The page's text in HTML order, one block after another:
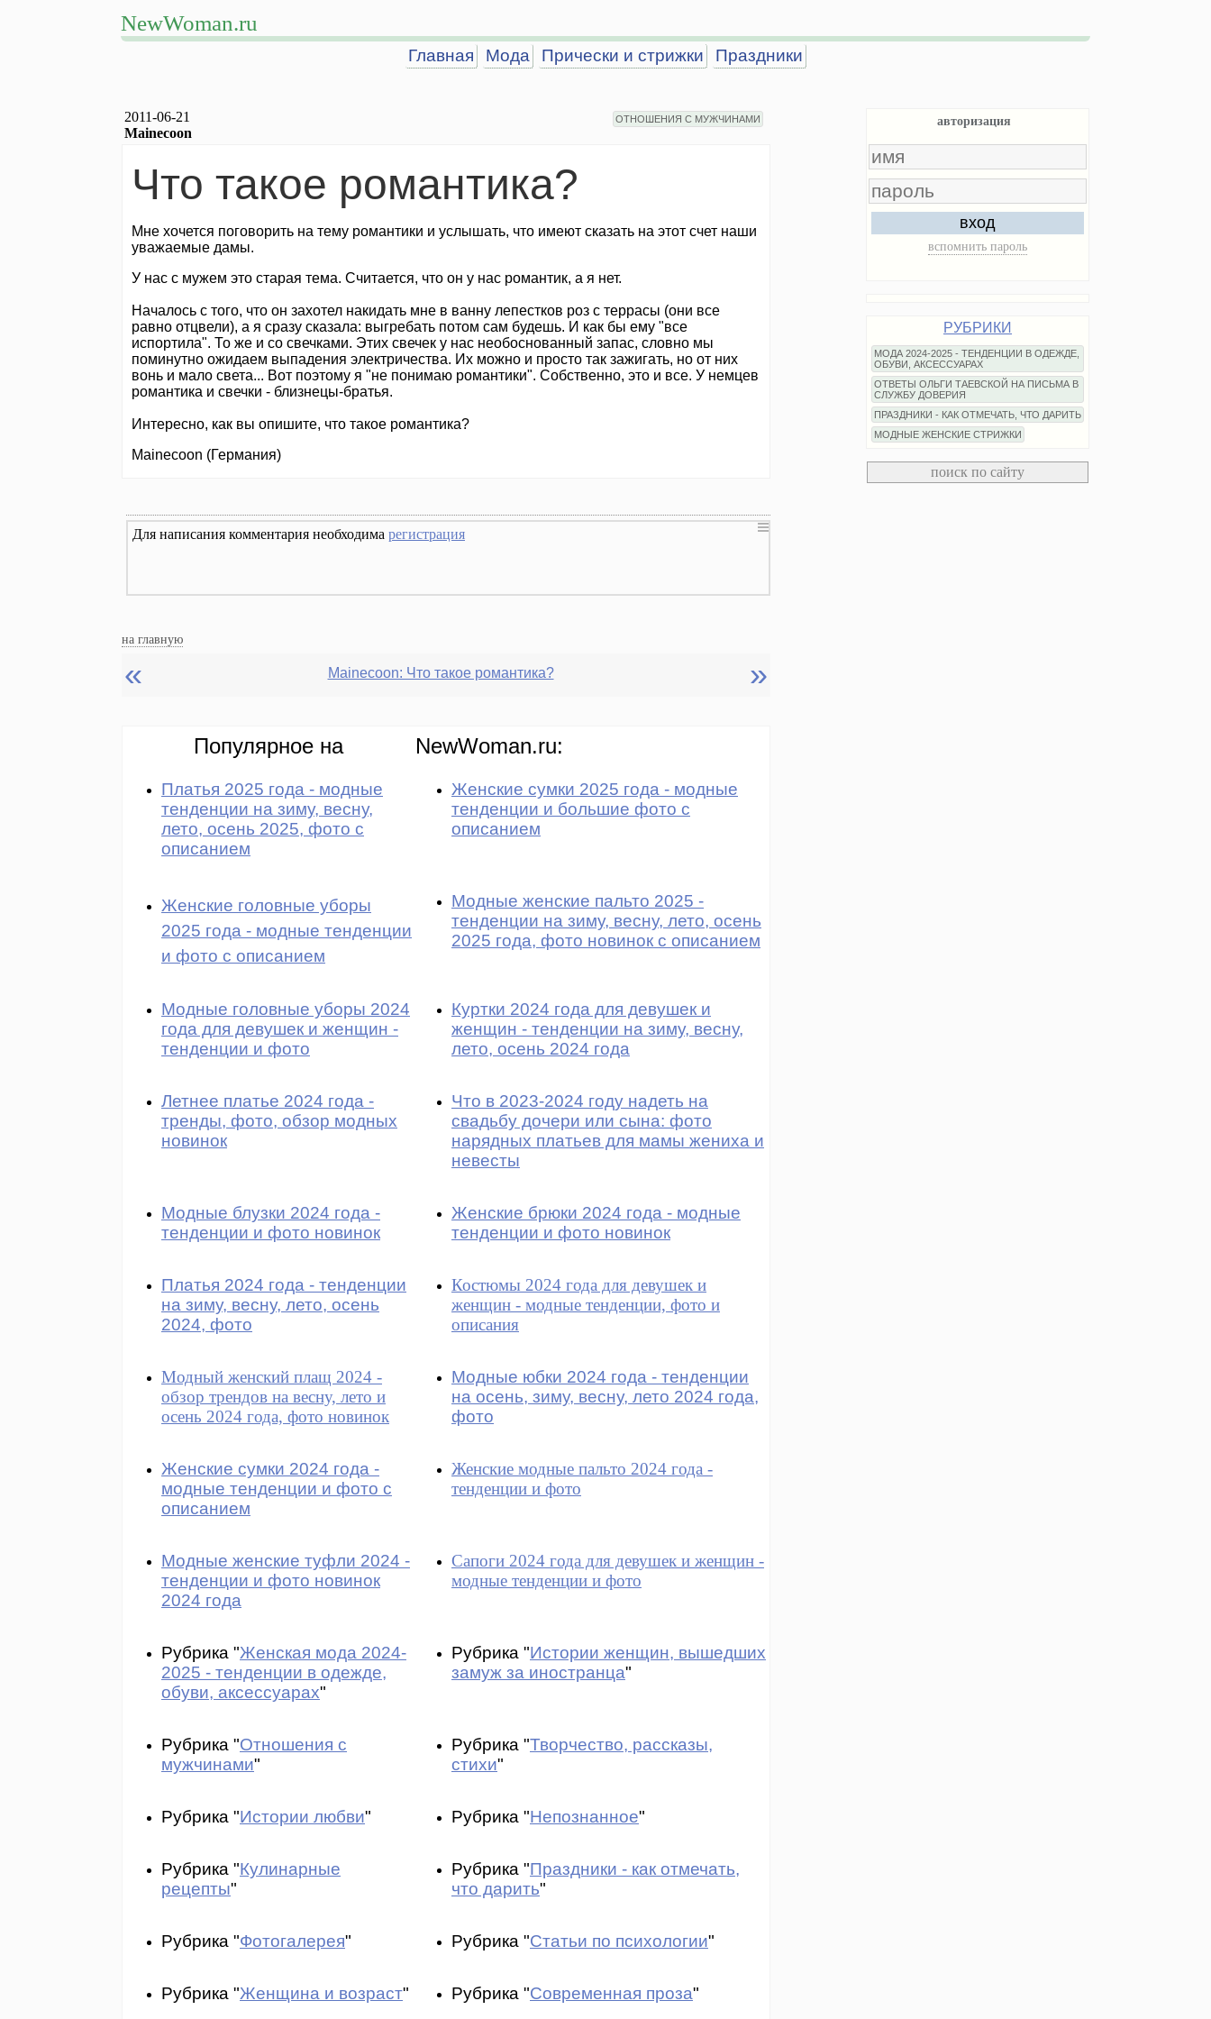
NewWoman.ru
Главная Мода Прически и стрижки Праздники
2011-06-21
Mainecoon
ОТНОШЕНИЯ С МУЖЧИНАМИ
Что такое романтика?
Мне хочется поговорить на тему романтики и услышать, что имеют сказать на этот счет наши
уважаемые дамы.
У нас с мужем это старая тема. Считается, что он у нас романтик, а я нет.
Началось с того, что он захотел накидать мне в ванну лепестков роз с террасы (они все
равно отцвели), а я сразу сказала: выгребать потом сам будешь. И как бы ему "все
испортила". То же и со свечками. Этих свечек у нас необоснованный запас, словно мы
поминутно ожидаем выпадения электричества. Их можно и просто так зажигать, но от них
вонь и мало света... Вот поэтому я "не понимаю романтики". Собственно, это и все. У немцев
романтика и свечки - близнецы-братья.
Интересно, как вы опишите, что такое романтика?
Mainecoon (Германия)
Для написания комментария необходима регистрация
на главную
« Mainecoon: Что такое романтика? »
Популярное на NewWoman.ru:
Платья 2025 года - модные
тенденции на зиму, весну,
лето, осень 2025, фото с
описанием
Женские сумки 2025 года - модные
тенденции и большие фото с
описанием
Женские головные уборы
2025 года - модные тенденции
и фото с описанием
Модные женские пальто 2025 -
тенденции на зиму, весну, лето, осень
2025 года, фото новинок с описанием
Модные головные уборы 2024
года для девушек и женщин -
тенденции и фото
Куртки 2024 года для девушек и
женщин - тенденции на зиму, весну,
лето, осень 2024 года
Летнее платье 2024 года -
тренды, фото, обзор модных
новинок
Что в 2023-2024 году надеть на
свадьбу дочери или сына: фото
нарядных платьев для мамы жениха и
невесты
Модные блузки 2024 года -
тенденции и фото новинок
Женские брюки 2024 года - модные
тенденции и фото новинок
Платья 2024 года - тенденции
на зиму, весну, лето, осень
2024, фото
Костюмы 2024 года для девушек и
женщин - модные тенденции, фото и
описания
Модный женский плащ 2024 -
обзор трендов на весну, лето и
осень 2024 года, фото новинок
Модные юбки 2024 года - тенденции
на осень, зиму, весну, лето 2024 года,
фото
Женские сумки 2024 года -
модные тенденции и фото с
описанием
Женские модные пальто 2024 года -
тенденции и фото
Модные женские туфли 2024 -
тенденции и фото новинок
2024 года
Сапоги 2024 года для девушек и женщин -
модные тенденции и фото
Рубрика "Женская мода 2024-
2025 - тенденции в одежде,
обуви, аксессуарах"
Рубрика "Истории женщин, вышедших
замуж за иностранца"
Рубрика "Отношения с
мужчинами"
Рубрика "Творчество, рассказы,
стихи"
Рубрика "Истории любви" Рубрика "Непознанное"
Рубрика "Кулинарные
рецепты"
Рубрика "Праздники - как отмечать,
что дарить"
Рубрика "Фотогалерея" Рубрика "Статьи по психологии"
Рубрика "Женщина и возраст" Рубрика "Современная проза"
авторизация
вход
вспомнить пароль
РУБРИКИ
МОДА 2024-2025 - ТЕНДЕНЦИИ В ОДЕЖДЕ,
ОБУВИ, АКСЕССУАРАХ
ОТВЕТЫ ОЛЬГИ ТАЕВСКОЙ НА ПИСЬМА В
СЛУЖБУ ДОВЕРИЯ
ПРАЗДНИКИ - КАК ОТМЕЧАТЬ, ЧТО ДАРИТЬ
МОДНЫЕ ЖЕНСКИЕ СТРИЖКИ